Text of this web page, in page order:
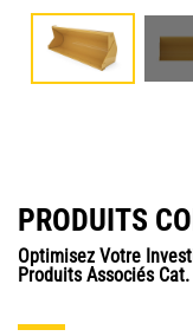
PRODUITS
Optimisez Votre
Produits Associés Cat.